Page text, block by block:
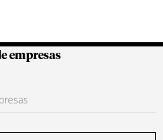
empresas